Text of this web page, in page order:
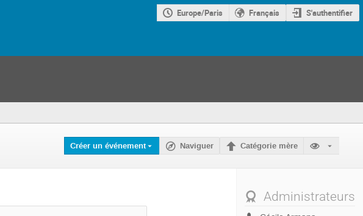
Europe/Paris Français S'authentifier
Créer un événement Naviguer Catégorie mère
Administrateurs